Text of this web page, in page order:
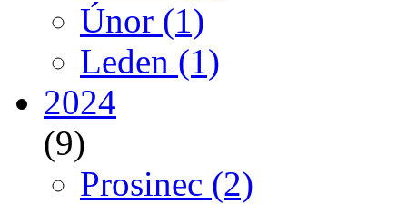
Únor (1)
Leden (1)
2024
(9)
Prosinec (2)